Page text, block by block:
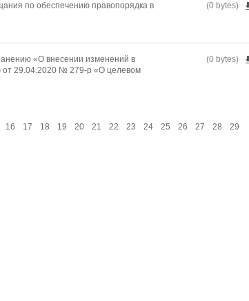
(0 bytes)
по обеспечению правопорядка в
(0 bytes)
«О внесении изменений в
от 29.04.2020 № 279-р «О целевом
16 17 18 19 20 21 22 23 24 25 26 27 28
29